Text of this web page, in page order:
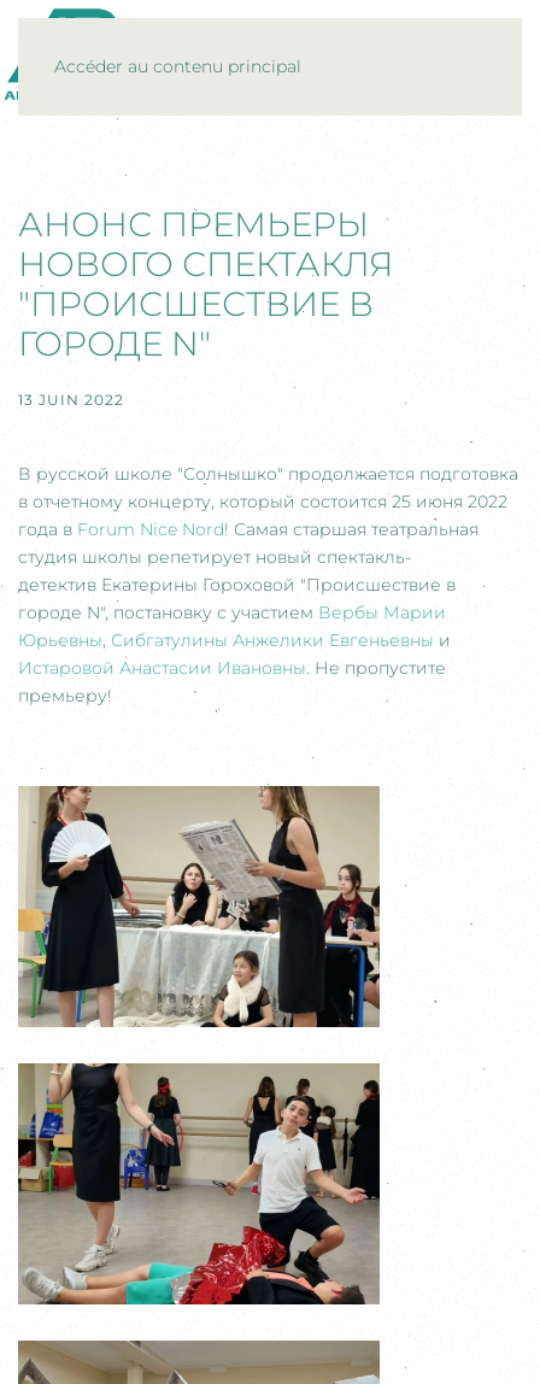
Accéder au contenu principal
АНОНС ПРЕМЬЕРЫ
НОВОГО СПЕКТАКЛЯ
"ПРОИСШЕСТВИЕ В
ГОРОДЕ N"
13 JUIN 2022
В русской школе "Солнышко" продолжается подготовка
в отчетному концерту, который состоится 25 июня 2022
года в Forum Nice Nord! Самая старшая театральная
студия школы репетирует новый спектакль-
детектив Екатерины Гороховой "Происшествие в
городе N", постановку с участием Вербы Марии
Юрьевны, Сибгатулины Анжелики Евгеньевны и
Истаровой Анастасии Ивановны. Не пропустите
премьеру!